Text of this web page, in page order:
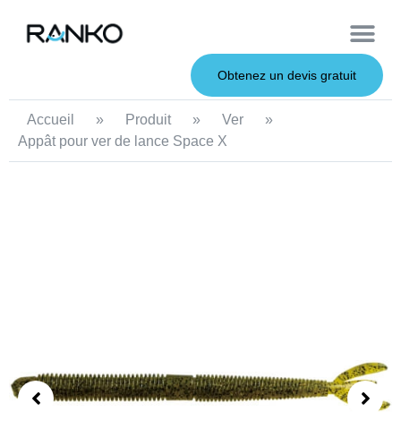
Obtenez un devis gratuit
Accueil » Produit » Ver
»
Appât pour ver de lance Space X